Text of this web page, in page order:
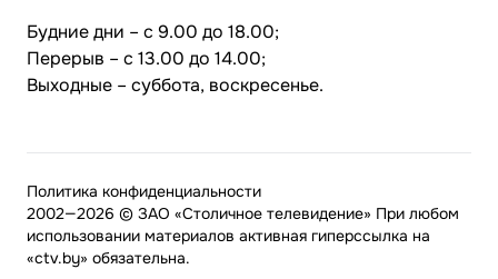
Будние дни – с 9.00 до 18.00;
Перерыв – с 13.00 до 14.00;
Выходные – суббота, воскресенье.
2002—2026 © ЗАО «Столичное телевидение» При любом
использовании материалов активная гиперссылка на
«ctv.by» обязательна.
Политика конфиденциальности